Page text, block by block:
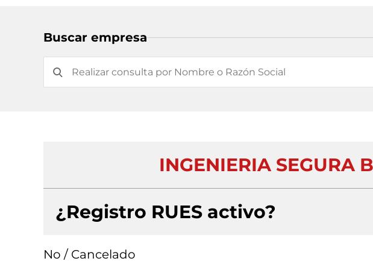
Buscar empresa
INGENIERIA SEGURA
¿Registro RUES activo?
No / Cancelado